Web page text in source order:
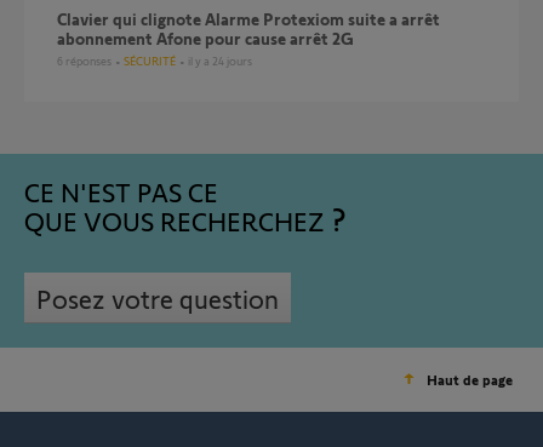
Clavier qui clignote Alarme Protexiom suite a arrêt
abonnement Afone pour cause arrêt 2G
6 réponses SÉCURITÉ il y a 24 jours
CE N'EST PAS CE
QUE VOUS RECHERCHEZ
Posez votre question
Haut de page